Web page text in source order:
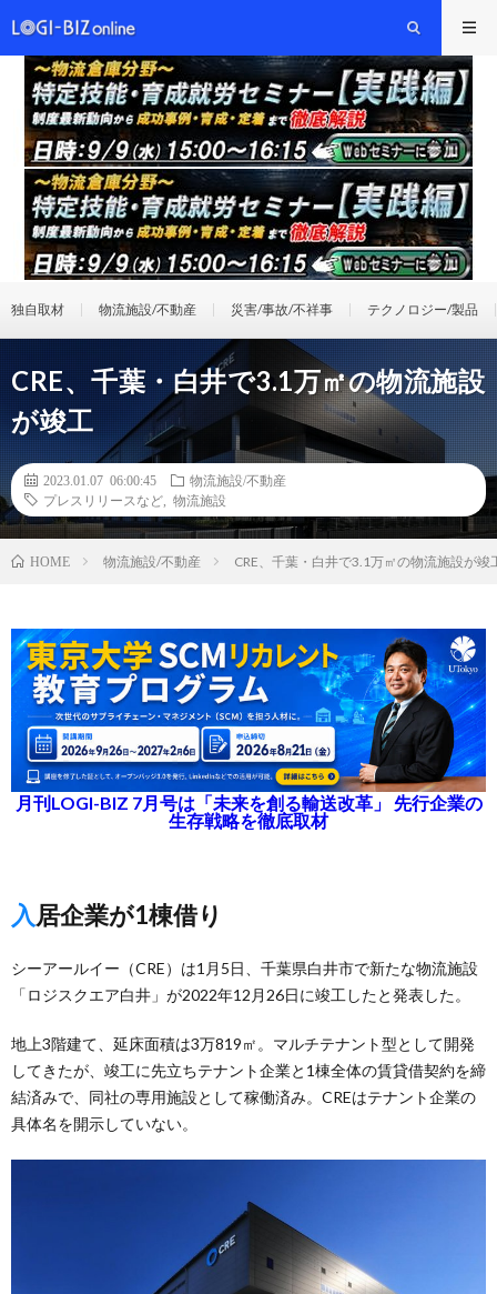
独自取材 物流施設/不動産 災害/事故/不祥事 テクノロジー/製品
CRE、千葉・白井で3.1万㎡の物流施設
が竣工
2023.01.07 06:00:45
物流施設/不動産
プレスリリースなど
物流施設
HOME 物流施設/不動産 CRE、千葉・白井で3.1万㎡の物流施設が竣
月刊LOGI-BIZ 7月号は「未来を創る輸送改革」 先行企業の
生存戦略を徹底取材
入居企業が1棟借り
シーアールイー（CRE）は1月5日、千葉県白井市で新たな物流施設
「ロジスクエア白井」が2022年12月26日に竣工したと発表した。
地上3階建て、延床面積は3万819㎡。マルチテナント型として開発
してきたが、竣工に先立ちテナント企業と1棟全体の賃貸借契約を締
結済みで、同社の専用施設として稼働済み。CREはテナント企業の
具体名を開示していない。